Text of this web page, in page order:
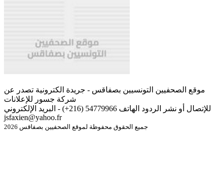
موقع الصحفيين التونسيين بصفاقس - جريدة الكترونية تصدر عن
شركة جسور للإعلانات
للإتصال أو نشر الردود الهاتف 54779966 (216+) - البريد الإلكتروني
jsfaxien@yahoo.fr
جميع الحقوق محفوظة لموقع الصحفيين بصفاقس 2026